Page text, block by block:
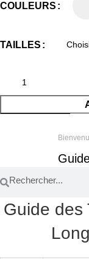
COULEURS
TAILLES
Guide des